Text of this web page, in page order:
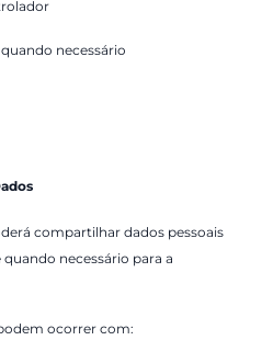
necessário
compartilhar dados pessoais
necessário para a
ocorrer com: